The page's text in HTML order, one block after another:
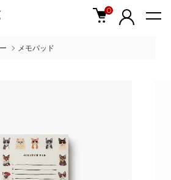
0
メモパッド